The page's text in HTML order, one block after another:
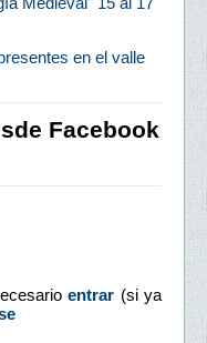
en el valle
Facebook
entrar (si ya